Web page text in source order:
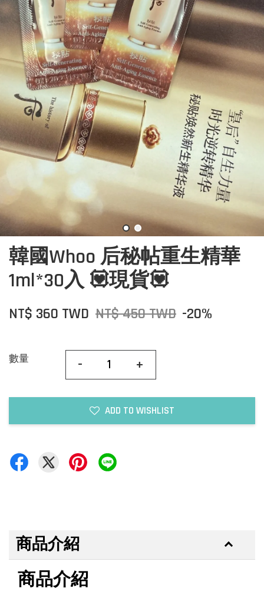
韓國Whoo 后秘帖重生精華
1ml*30入 💟現貨💟
NT$ 360 TWD NT$ 450 TWD -20%
數量 - +
ADD TO WISHLIST
商品介紹
商品介紹